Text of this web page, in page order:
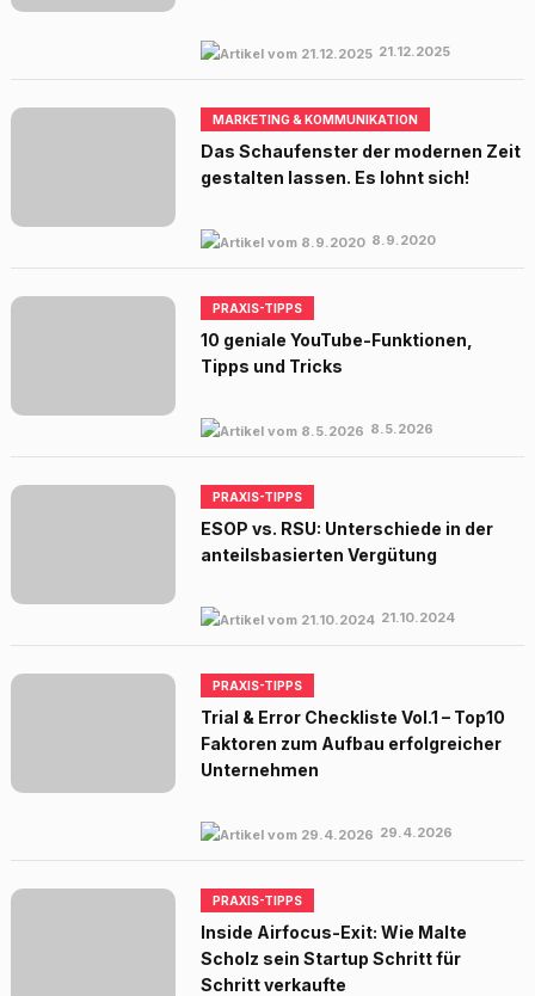
21.12.2025
MARKETING & KOMMUNIKATION
Das Schaufenster der modernen Zeit
gestalten lassen. Es lohnt sich!
8.9.2020
PRAXIS-TIPPS
10 geniale YouTube-Funktionen,
Tipps und Tricks
8.5.2026
PRAXIS-TIPPS
ESOP vs. RSU: Unterschiede in der
anteilsbasierten Vergütung
21.10.2024
PRAXIS-TIPPS
Trial & Error Checkliste Vol.1 – Top10
Faktoren zum Aufbau erfolgreicher
Unternehmen
29.4.2026
PRAXIS-TIPPS
Inside Airfocus-Exit: Wie Malte
Scholz sein Startup Schritt für
Schritt verkaufte